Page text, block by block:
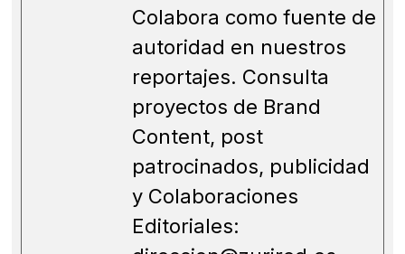
Colabora como fuente de
autoridad en nuestros
reportajes. Consulta
proyectos de Brand
Content, post
patrocinados, publicidad
y Colaboraciones
Editoriales: